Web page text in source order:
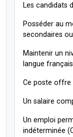
Les candidats
Posséder au
secondaires
Maintenir un
langue
Ce poste offre
Un salaire
Un emploi
indéterminée